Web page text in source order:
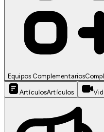
Equipos Complementarios
ArtículosArtículos